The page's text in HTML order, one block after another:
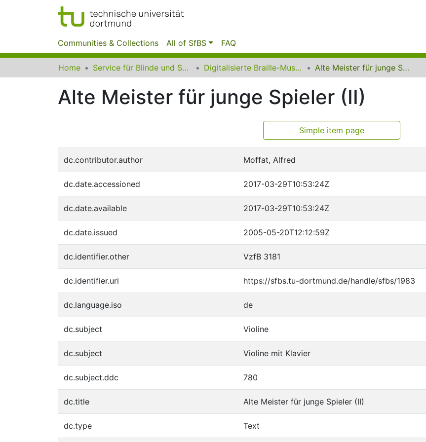
Communities & Collections All of SfBS FAQ
Home Service für Blinde und Sehbehinderte der UB Dortmund Digitalisierte Braille-Musik-Matrizen des VzfB Alte Meister für junge Spieler (II)
Alte Meister für junge Spieler (II)
Simple item page
dc.contributor.author Moffat, Alfred
dc.date.accessioned 2017-03-29T10:53:24Z
dc.date.available 2017-03-29T10:53:24Z
dc.date.issued 2005-05-20T12:12:59Z
dc.identifier.other VzfB 3181
dc.identifier.uri https://sfbs.tu-dortmund.de/handle/sfbs/1983
dc.language.iso de
dc.subject Violine
dc.subject Violine mit Klavier
dc.subject.ddc 780
dc.title Alte Meister für junge Spieler (II)
dc.type Text